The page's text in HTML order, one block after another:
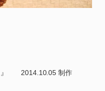
』 2014.10.05 制作